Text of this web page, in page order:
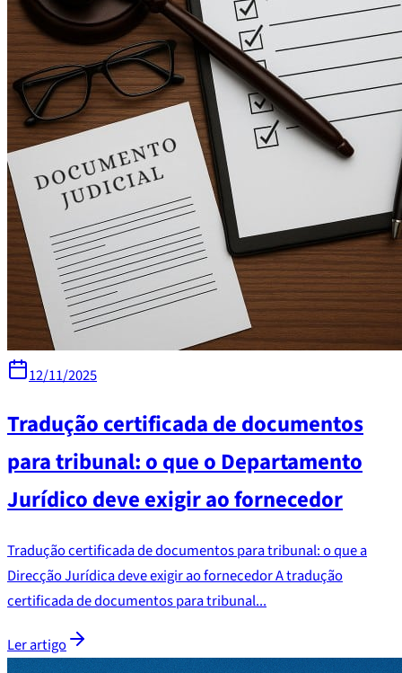
12/11/2025
Tradução certificada de documentos
para tribunal: o que o Departamento
Jurídico deve exigir ao fornecedor
Tradução certificada de documentos para tribunal: o que a
Direcção Jurídica deve exigir ao fornecedor A tradução
certificada de documentos para tribunal...
Ler artigo